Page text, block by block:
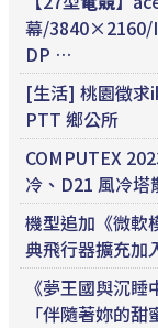
幕/3840×2160/
DP …
[生活] 桃園徵求
PTT 鄉公所
COMPUTEX
冷、D21 風冷塔
機型追加《微軟
典飛行器擴充加
《夢王國與沉
「伴隨著妳的甜